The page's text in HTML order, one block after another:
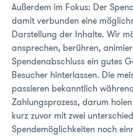
Außerdem im Fokus: Der
damit verbunden eine
Darstellung der Inhalte. Wir
ansprechen, berühren,
Spendenabschluss ein gutes
Besucher hinterlassen. Die
passieren bekanntlich
Zahlungsprozess, darum
kurz zuvor mit zwei
Spendemöglichkeiten noch